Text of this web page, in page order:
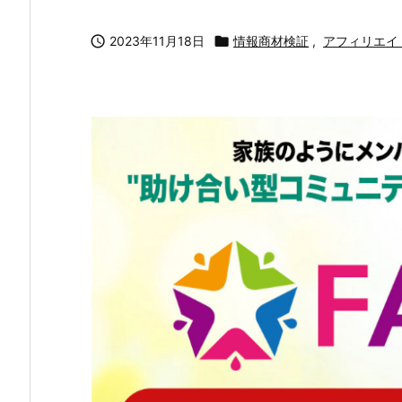
 2023年11月18日  情報商材検証 , アフィリエイ